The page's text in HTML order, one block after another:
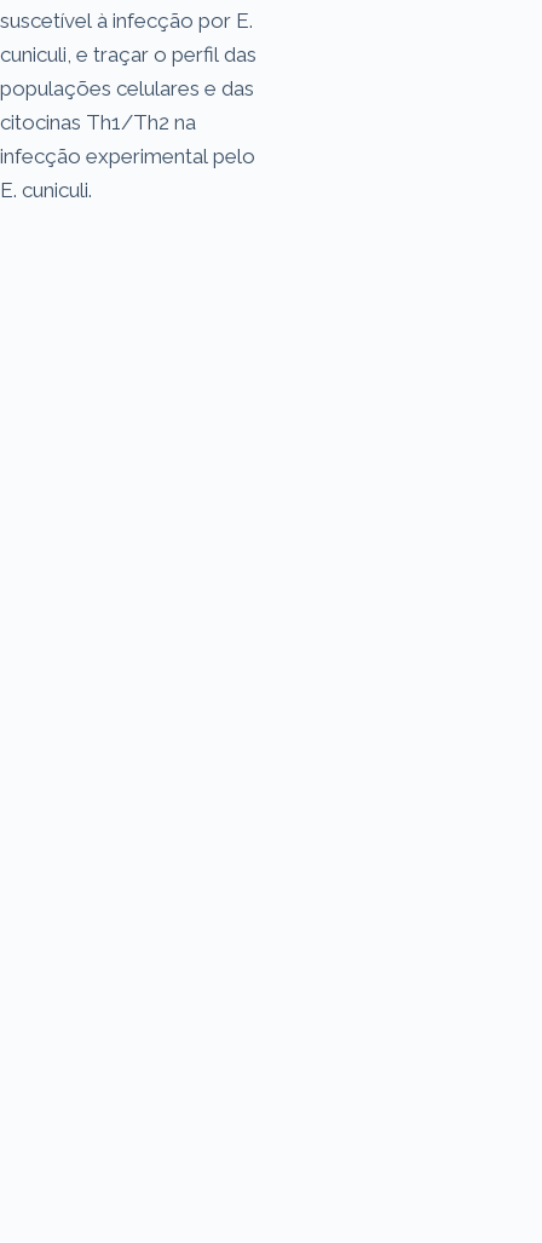
suscetível à infecção por E.
cuniculi, e traçar o perfil das
populações celulares e das
citocinas Th1/Th2 na
infecção experimental pelo
E. cuniculi.